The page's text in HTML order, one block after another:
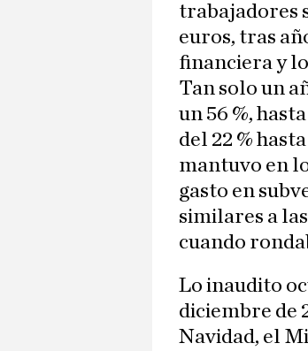
trabajadores
euros, tras
financiera y
Tan solo un
un 56 %,
del 22 %
mantuvo en
gasto en
similares a
cuando
Lo inaudito
diciembre de
Navidad, el